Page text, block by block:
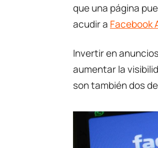
que una página
acudir a Facebook
Invertir en
aumentar la
son también dos